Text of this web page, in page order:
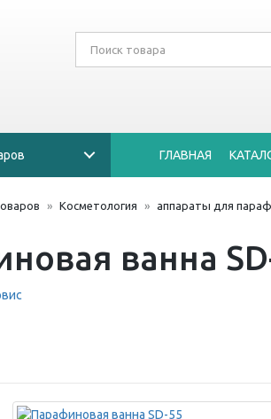
ГЛАВНАЯ
Косметология аппараты для
ванна